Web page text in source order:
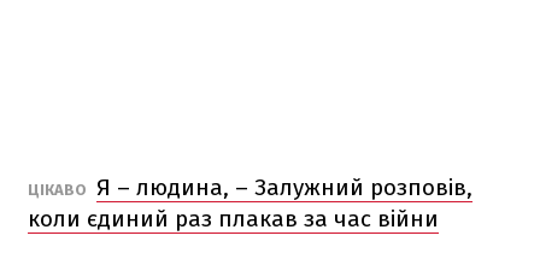
ЦІКАВО
Я – людина, – Залужний розповів,
коли єдиний раз плакав за час війни